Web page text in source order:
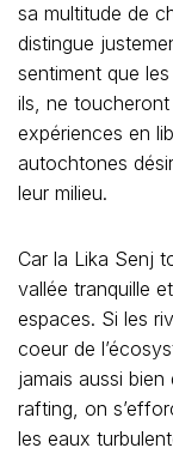
sa multitude de
distingue
sentiment que
ils, ne
expériences en
autochtones
leur milieu.
Car la Lika Senj
vallée tranquille
espaces. Si les
coeur de
jamais aussi bien
rafting, on
les eaux